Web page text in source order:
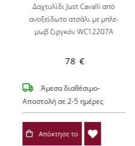
Δαχτυλίδι Just Cavalli από
ανοξείδωτο ατσάλι με μπλε-
μωβ ζιργκόν WC12207A
78 €
Άμεσα διαθέσιμο-
Αποστολή σε 2-5 ημέρες
Απόκτησε το